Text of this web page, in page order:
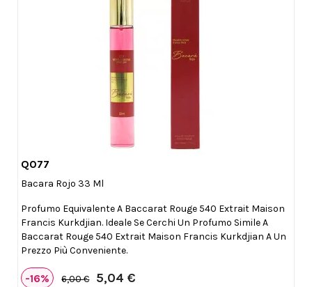
Q077
Bacara Rojo 33 Ml
Profumo Equivalente A Baccarat Rouge 540 Extrait Maison
Francis Kurkdjian. Ideale Se Cerchi Un Profumo Simile A
Baccarat Rouge 540 Extrait Maison Francis Kurkdjian A Un
Prezzo Più Conveniente.
-16% 6,00 € 5,04 €